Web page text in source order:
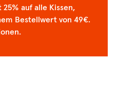
auf alle Kissen,
Bestellwert von 49€.